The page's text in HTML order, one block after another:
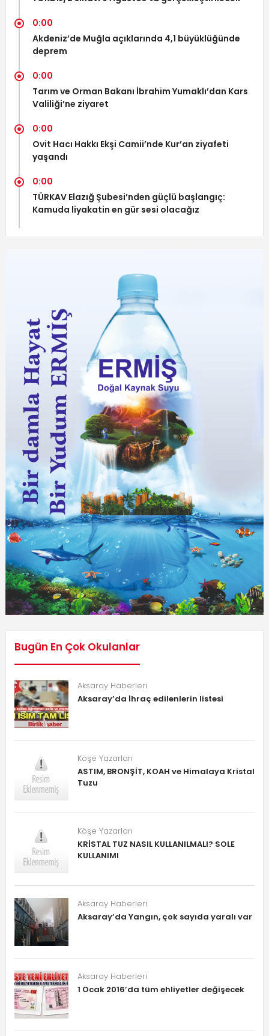
0:00
Akdeniz’de Muğla açıklarında 4,1 büyüklüğünde
deprem
0:00
Tarım ve Orman Bakanı İbrahim Yumaklı’dan Kars
Valiliği’ne ziyaret
0:00
Ovit Hacı Hakkı Ekşi Camii’nde Kur’an ziyafeti
yaşandı
0:00
TÜRKAV Elazığ Şubesi’nden güçlü başlangıç:
Kamuda liyakatin en gür sesi olacağız
Bugün En Çok Okulanlar
Aksaray Haberleri
Aksaray’da İhraç edilenlerin listesi
Köşe Yazarları
ASTIM, BRONŞİT, KOAH ve Himalaya Kristal
Tuzu
Köşe Yazarları
KRİSTAL TUZ NASIL KULLANILMALI? SOLE
KULLANIMI
Aksaray Haberleri
Aksaray’da Yangın, çok sayıda yaralı var
Aksaray Haberleri
1 Ocak 2016’da tüm ehliyetler değişecek